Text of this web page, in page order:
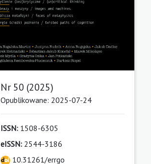
Nr 50 (2025)
Opublikowane: 2025-07-24
ISSN:1508-6305
eISSN:2544-3186
10.31261/errgo